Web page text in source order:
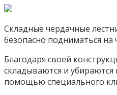
Складные чердачные
безопасно подниматься на
Благодаря своей
складываются и
помощью специального